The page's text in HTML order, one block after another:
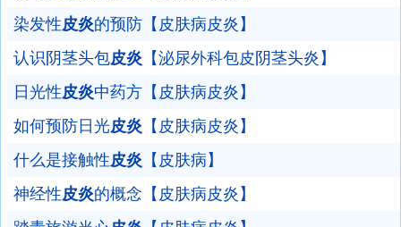
染发性皮炎的预防【皮肤病皮炎】
认识阴茎头包皮炎 【泌尿外科包皮阴茎头炎】
日光性皮炎中药方【皮肤病皮炎】
如何预防日光皮炎 【皮肤病皮炎】
什么是接触性皮炎 【皮肤病】
神经性皮炎的概念【皮肤病皮炎】